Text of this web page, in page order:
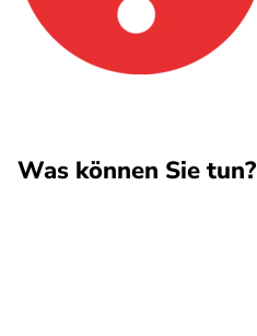
Was können Sie tun?